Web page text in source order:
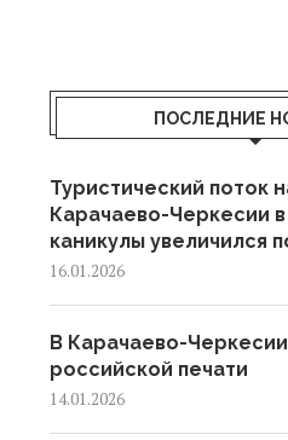
ПОСЛЕДНИЕ
Туристический поток
Карачаево-Черкесии
каникулы увеличился
16.01.2026
В Карачаево-
российской печати
14.01.2026